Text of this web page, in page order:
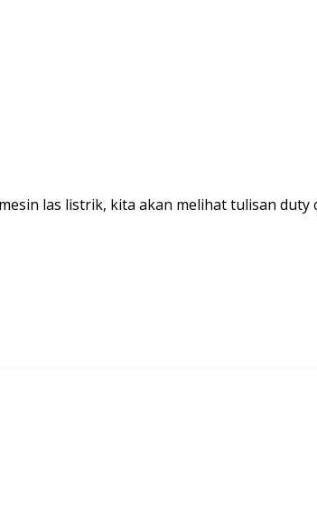
las listrik, kita akan melihat tulisan duty